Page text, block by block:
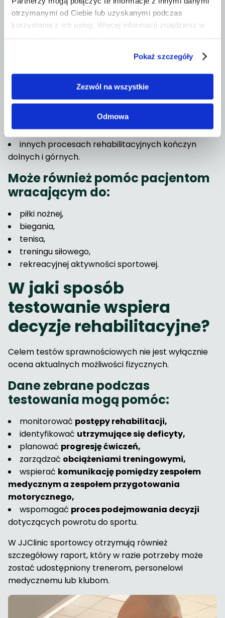
otrzymanymi od Ciebie lub uzyskanymi podczas
korzystania z ich usług. Więcej informacji znajdziesz w
Pokaż szczegóły
Zezwól na wszystkie
Odmowa
wartościowa dla sportowców amatorów oraz
osób aktywnych fizycznie.
rekonstrukcji ACL,
urazach stawu skokowego,
urazach mięśniowych,
problemach ze ścięgnem rzepki,
innych procesach rehabilitacyjnych kończyn
dolnych i górnych.
Może również pomóc pacjentom
wracającym do:
piłki nożnej,
biegania,
tenisa,
treningu siłowego,
rekreacyjnej aktywności sportowej.
W jaki sposób
testowanie wspiera
decyzje rehabilitacyjne?
Celem testów sprawnościowych nie jest wyłącznie
ocena aktualnych możliwości fizycznych.
Dane zebrane podczas
testowania mogą pomóc:
monitorować postępy rehabilitacji,
identyfikować utrzymujące się deficyty,
planować progresję ćwiczeń,
zarządzać obciążeniami treningowymi,
wspierać komunikację pomiędzy zespołem
medycznym a zespołem przygotowania
motorycznego,
wspomagać proces podejmowania decyzji
dotyczących powrotu do sportu.
W JJClinic sportowcy otrzymują również
szczegółowy raport, który w razie potrzeby może
zostać udostępniony trenerom, personelowi
medycznemu lub klubom.